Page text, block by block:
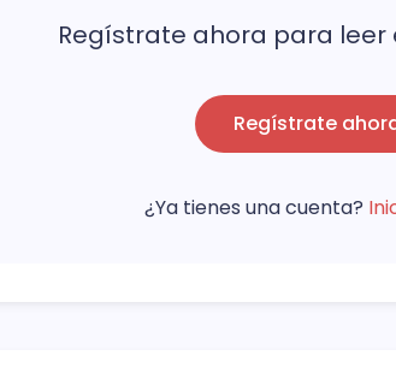
Regístrate ahora para leer
Regístrate
¿Ya tienes una cuenta?